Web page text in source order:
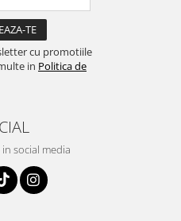
cu promotiile
in Politica de
social media